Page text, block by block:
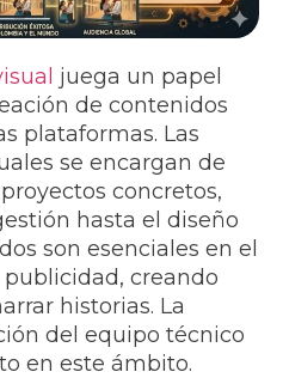
juega un papel
de contenidos
plataformas. Las
se encargan de
concretos,
hasta el diseño
son esenciales en el
creando
historias. La
del equipo técnico
en este ámbito.